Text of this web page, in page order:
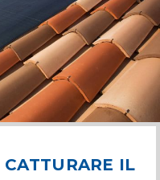
CATTURARE IL